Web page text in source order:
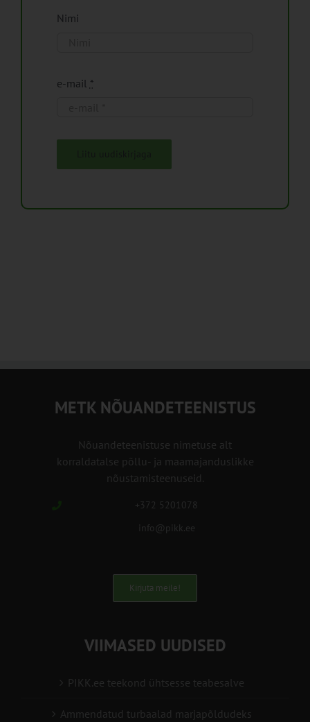
Nimi
e-mail *
METK NÕUANDETEENISTUS
Nõuandeteenistuse nimetuse alt
korraldatalse põllu- ja maamajanduslikke
nõustamisteenuseid.
+372 5201078
info@pikk.ee
Kirjuta meile!
VIIMASED UUDISED
PIKK.ee teekond ühtsesse teabesalve
Ammendatud turbaalad marjapõldudeks